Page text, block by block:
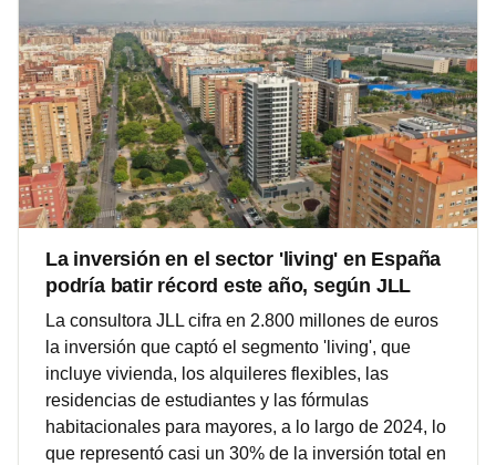
La inversión en el sector 'living' en España
podría batir récord este año, según JLL
La consultora JLL cifra en 2.800 millones de euros
la inversión que captó el segmento 'living', que
incluye vivienda, los alquileres flexibles, las
residencias de estudiantes y las fórmulas
habitacionales para mayores, a lo largo de 2024, lo
que representó casi un 30% de la inversión total en